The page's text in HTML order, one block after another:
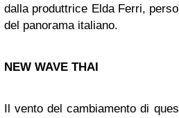
dalla produttrice Elda Ferri,
del panorama italiano.
NEW WAVE THAI
Il vento del cambiamento di